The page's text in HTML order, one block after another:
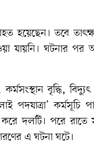
হয়েছেন। তবে
যায়নি। ঘটনার পর
বৃদ্ধি,
পদযাত্রা’
করে দলটি। পরে
এ ঘটনা ঘটে।